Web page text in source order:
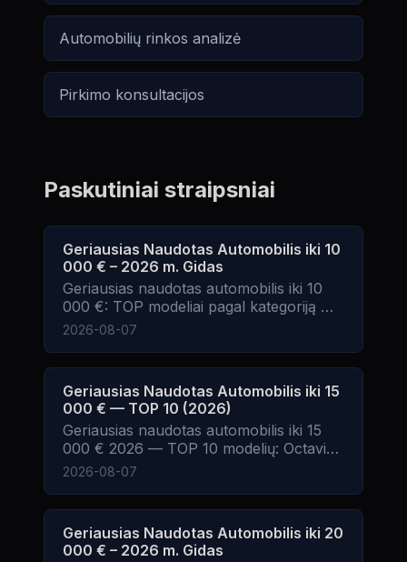
Automobilių rinkos analizė
Pirkimo konsultacijos
Paskutiniai straipsniai
Geriausias Naudotas Automobilis iki 10
000 € – 2026 m. Gidas
Geriausias naudotas automobilis iki 10
000 €: TOP modeliai pagal kategoriją —
sedanai, SUV, universalai, miesto
2026-08-07
Geriausias Naudotas Automobilis iki 15
000 € — TOP 10 (2026)
Geriausias naudotas automobilis iki 15
000 € 2026 — TOP 10 modelių: Octavia,
Golf, Tucson, Sportage, Mazda CX-3,
2026-08-07
Geriausias Naudotas Automobilis iki 20
000 € – 2026 m. Gidas